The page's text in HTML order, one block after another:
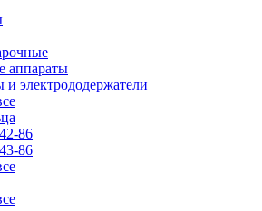
аппараты
и электрододержатели
86
86